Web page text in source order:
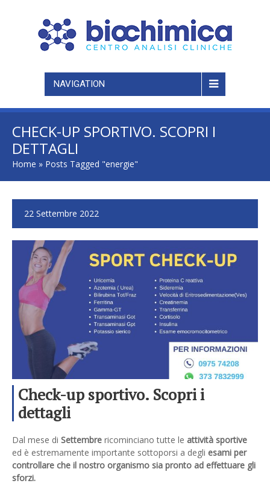
NAVIGATION
CHECK-UP SPORTIVO. SCOPRI I
DETTAGLI
Home » Posts Tagged "energie"
22 Settembre 2022
Check-up sportivo. Scopri i
dettagli
Dal mese di Settembre ricominciano tutte le attività sportive
ed è estremamente importante sottoporsi a degli esami per
controllare che il nostro organismo sia pronto ad effettuare gli
sforzi.